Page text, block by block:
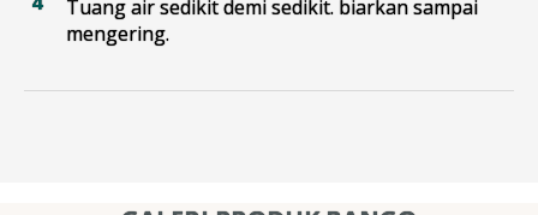
Tuang air sedikit demi sedikit. biarkan sampai
mengering.